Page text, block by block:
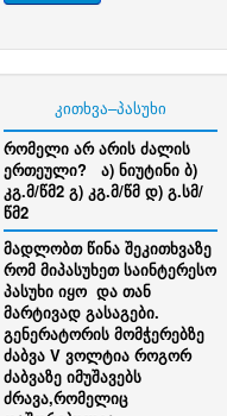
კითხვა–პასუხი
რომელი არ არის ძალის
ერთეული? ა) ნიუტინი ბ)
კგ.მ/წმ2 გ) კგ.მ/წმ დ) გ.სმ/
წმ2
მადლობთ წინა შეკითხვაზე
რომ მიპასუხეთ საინტერესო
პასუხი იყო და თან
მარტივად გასაგები.
გენერატორის მომჭერებზე
ძაბვა V ვოლტია როგორ
ძაბვაზე იმუშავებს
ძრავა,რომელიც